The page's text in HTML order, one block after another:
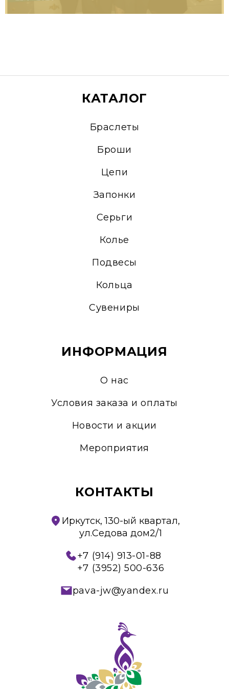
25.11.2020
21 ноября ювелирный салон PAVA
закрытую вечеринку в формате "women
КАТАЛОГ
Браслеты
Броши
Цепи
Запонки
Серьги
Колье
Подвесы
Кольца
Сувениры
ИНФОРМАЦИЯ
О нас
Условия заказа и оплаты
Новости и акции
Мероприятия
КОНТАКТЫ
Иркутск, 130-ый квартал,
ул.Седова дом2/1
+7 (914) 913-01-88
+7 (3952) 500-636
pava-jw@yandex.ru